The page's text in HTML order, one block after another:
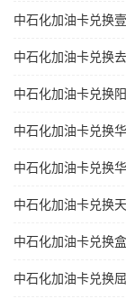
中石化加油卡兑换
中石化加油卡兑换
中石化加油卡兑换
中石化加油卡兑换
中石化加油卡兑换
中石化加油卡兑换
中石化加油卡兑换
中石化加油卡兑换